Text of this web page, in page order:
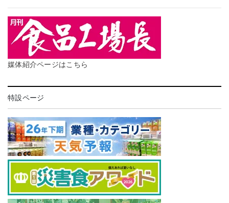
媒体紹介ページはこちら
特設ページ